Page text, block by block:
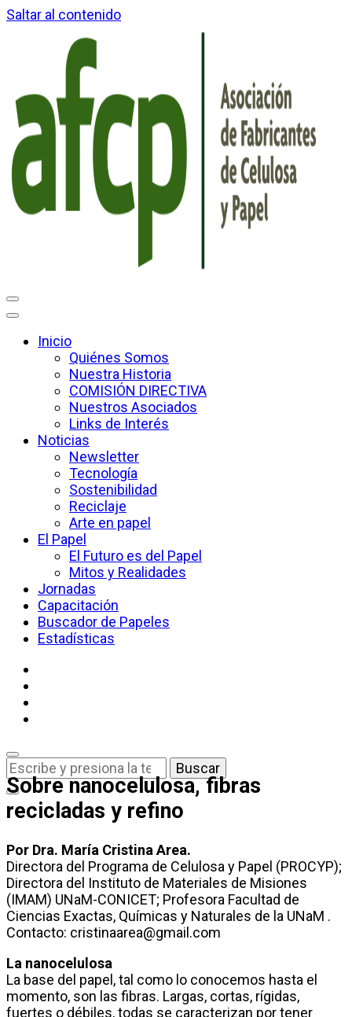
Saltar al contenido
Inicio
Quiénes Somos
Nuestra Historia
COMISIÓN DIRECTIVA
Nuestros Asociados
Links de Interés
Noticias
Newsletter
Tecnología
Sostenibilidad
Reciclaje
Arte en papel
El Papel
El Futuro es del Papel
Mitos y Realidades
Jornadas
Capacitación
Buscador de Papeles
Estadísticas
¿Buscas
algo?
Sobre nanocelulosa, fibras
recicladas y refino
Por Dra. María Cristina Area.
Directora del Programa de Celulosa y Papel (PROCYP);
Directora del Instituto de Materiales de Misiones
(IMAM) UNaM-CONICET; Profesora Facultad de
Ciencias Exactas, Químicas y Naturales de la UNaM .
Contacto: cristinaarea@gmail.com
La nanocelulosa
La base del papel, tal como lo conocemos hasta el
momento, son las fibras. Largas, cortas, rígidas,
fuertes o débiles, todas se caracterizan por tener